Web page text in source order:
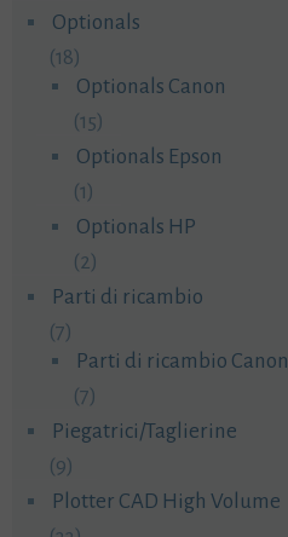
Optionals
(18)
Optionals Canon
(15)
Optionals Epson
(1)
Optionals HP
(2)
Parti di ricambio
(7)
Parti di ricambio Canon
(7)
Piegatrici/Taglierine
(9)
Plotter CAD High Volume